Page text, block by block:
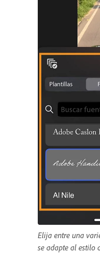
Elija entre una
se adapte al estilo